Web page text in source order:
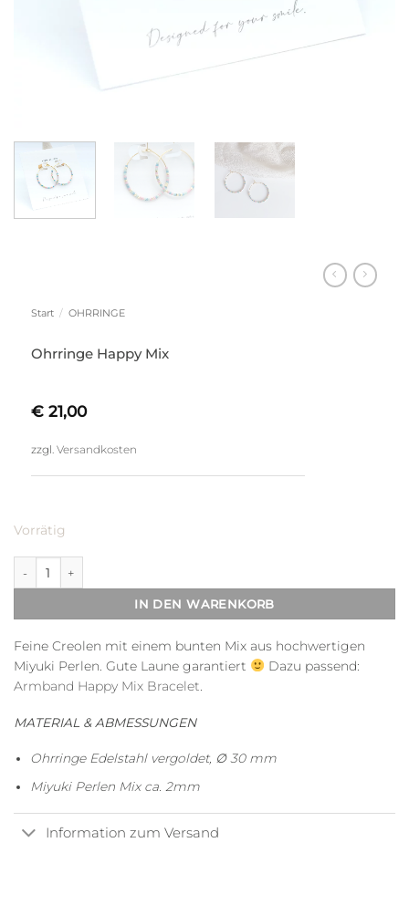
Start / OHRRINGE
Ohrringe Happy Mix
€21,00
zzgl. Versandkosten
Vorrätig
IN DEN WARENKORB
Feine Creolen mit einem bunten Mix aus hochwertigen
Miyuki Perlen. Gute Laune garantiert
Dazu passend:
Armband Happy Mix Bracelet
MATERIAL & ABMESSUNGEN
Ohrringe Edelstahl vergoldet, ∅ 30 mm
Miyuki Perlen Mix ca. 2mm
Information zum Versand